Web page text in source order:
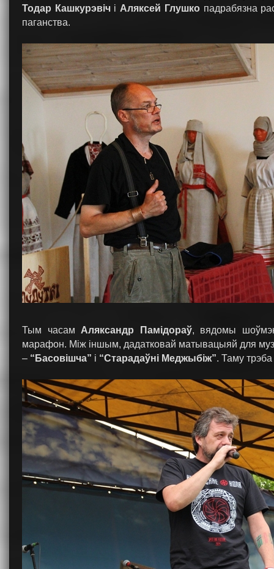
Тодар Кашкурэвічі Аляксей Глушкопадрабязна
паганства.
Тым часам Аляксандр Памідораў, вядомы
марафон. Між іншым, дадатковай матывацыяй для
– “Басовішча” і “Старадаўні Меджыбіж”. Таму